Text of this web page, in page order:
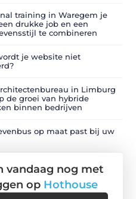
training in Waregem je
drukke job en een
te combineren
je website niet
in Limburg
de groei van hybride
binnen bedrijven
op maat past bij uw
vandaag nog met
op Hothouse